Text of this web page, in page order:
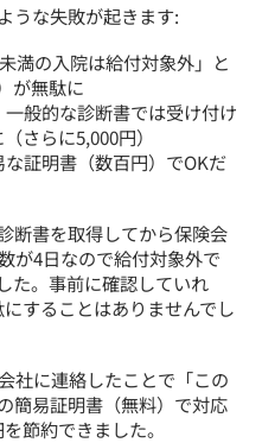
うな失敗が起きます:
満の入院は給付対象外」と
が無駄に
般的な診断書では受け付け
さらに5,000円）
証明書（数百円）でOKだ
断書を取得してから保険会
が4日なので給付対象外で
た。事前に確認していれ
することはありませんでし
社に連絡したことで「この
簡易証明書（無料）で対応
節約できました。